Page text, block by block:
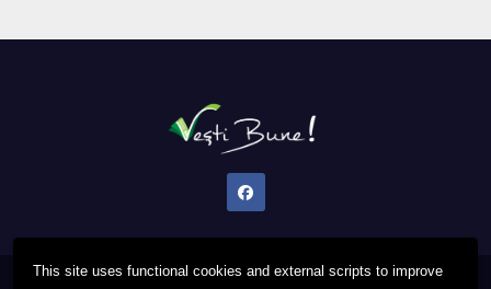
This site uses functional cookies and external scripts to improve